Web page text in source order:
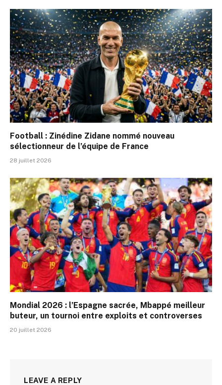
Football : Zinédine Zidane nommé nouveau
sélectionneur de l’équipe de France
28 juillet 2026
Mondial 2026 : l’Espagne sacrée, Mbappé meilleur
buteur, un tournoi entre exploits et controverses
20 juillet 2026
LEAVE A REPLY